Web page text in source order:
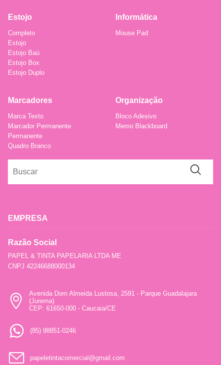
Estojo
Completo
Estojo
Estojo Baú
Estojo Box
Estojo Duplo
Informática
Mouse Pad
Marcadores
Marca Texto
Marcador Permanente
Permanente
Quadro Branco
Organização
Bloco Adesivo
Memo Blackboard
EMPRESA
Razão Social
PAPEL & TINTA PAPELARIA LTDA ME
CNPJ 42246688000134
Avenida Dom Almeida Lustosa, 2591 - Parque Guadalajara
(Jurema)
CEP: 61650-000 - Caucaia/CE
(85) 98851-0246
papeletintacomercial@gmail.com